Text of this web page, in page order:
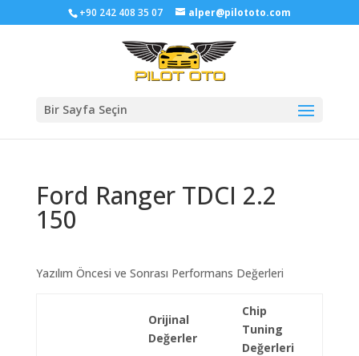
+90 242 408 35 07 alper@pilototo.com
Bir Sayfa Seçin
Ford Ranger TDCI 2.2
150
Yazılım Öncesi ve Sonrası Performans Değerleri
Orijinal
Değerler
Chip
Tuning
Değerleri